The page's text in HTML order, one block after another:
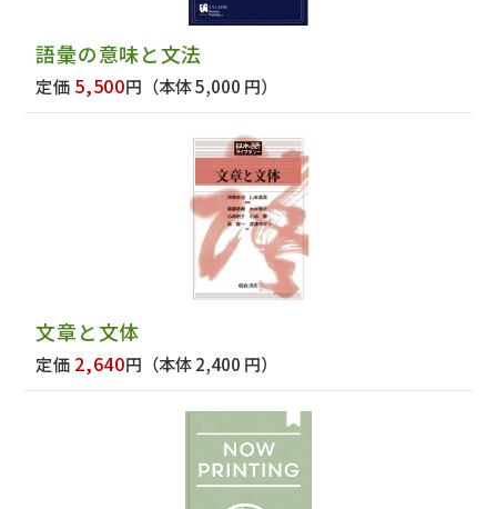
語彙の意味と文法
定価 5,500円 （本体 5,000 円）
文章と文体
定価 2,640円 （本体 2,400 円）